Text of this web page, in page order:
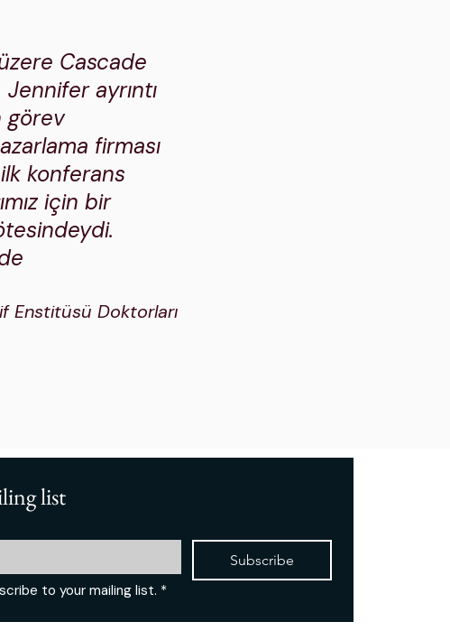
Cascade
ayrıntı
görev
firması
ilk konferans
için bir
Enstitüsü Doktorları
list
Subscribe
to your mailing list. *